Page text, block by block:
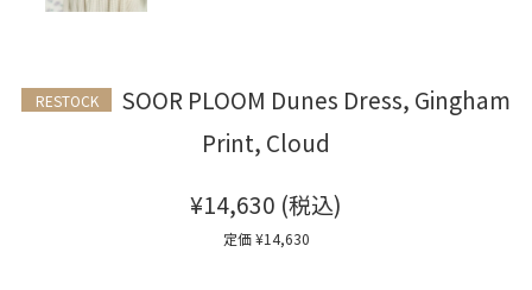
RESTOCK
SOOR PLOOM Dunes Dress, Gingham
Print, Cloud
¥14,630 (税込)
定価 ¥14,630